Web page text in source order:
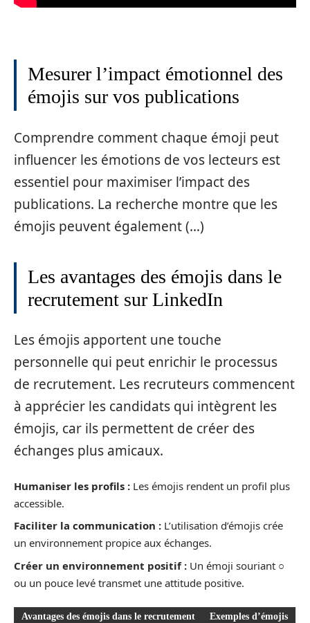
Mesurer l’impact émotionnel des
émojis sur vos publications
Comprendre comment chaque émoji peut
influencer les émotions de vos lecteurs est
essentiel pour maximiser l’impact des
publications. La recherche montre que les
émojis peuvent également (…)
Les avantages des émojis dans le
recrutement sur LinkedIn
Les émojis apportent une touche
personnelle qui peut enrichir le processus
de recrutement. Les recruteurs commencent
à apprécier les candidats qui intègrent les
émojis, car ils permettent de créer des
échanges plus amicaux.
Humaniser les profils : Les émojis rendent un profil plus
accessible.
Faciliter la communication : L’utilisation d’émojis crée
un environnement propice aux échanges.
Créer un environnement positif : Un émoji souriant ○
ou un pouce levé transmet une attitude positive.
Avantages des émojis dans le recrutement Exemples d’émojis